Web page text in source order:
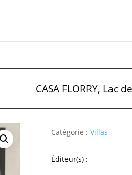
CASA FLORRY, Lac
Catégorie : Villas
Éditeur(s) :